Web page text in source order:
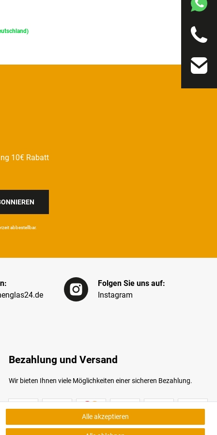
10€ Rabatt
ab­bestel­lbar.
Folgen Sie uns auf:
Instagram
Bezahlung und Versand
Wir bieten Ihnen viele Möglichkeiten einer sicheren Bezahlung.
Alle akzeptieren